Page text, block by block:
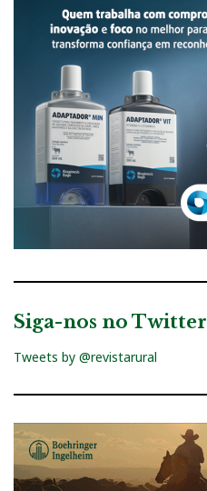
Siga-nos no Twitter
Tweets by @revistarural